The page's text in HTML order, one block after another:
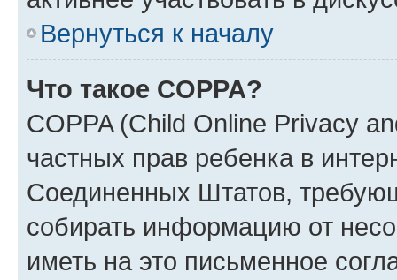
Вернуться к началу
Что такое COPPA?
COPPA (Child Online Privacy
частных прав ребенка в
Соединенных Штатов,
собирать информацию от
иметь на это письменное